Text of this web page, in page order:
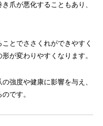
爪が悪化することもあり、
とでささくれができやすく
が変わりやすくなります。
強度や健康に影響を与え、
です。